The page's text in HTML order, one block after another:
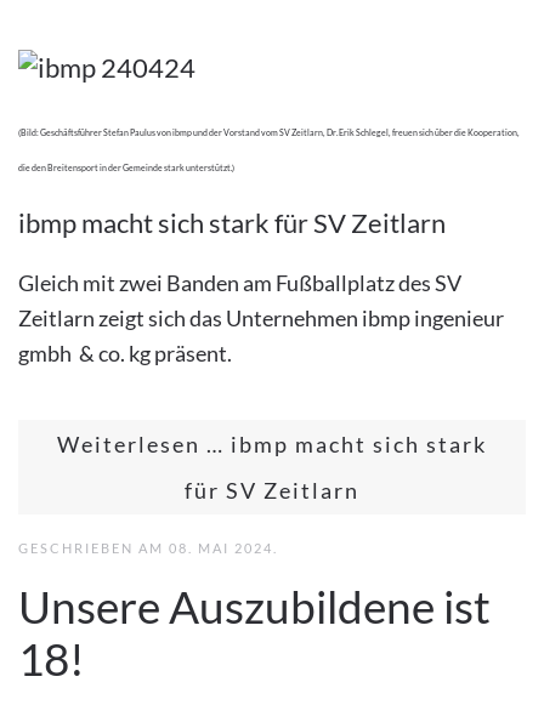
(Bild: Geschäftsführer Stefan Paulus von ibmp und der Vorstand vom SV Zeitlarn, Dr. Erik Schlegel, freuen sich über die Kooperation,
die den Breitensport in der Gemeinde stark unterstützt.)
ibmp macht sich stark für SV Zeitlarn
Gleich mit zwei Banden am Fußballplatz des SV
Zeitlarn zeigt sich das Unternehmen ibmp ingenieur
gmbh & co. kg präsent.
Weiterlesen … ibmp macht sich stark
für SV Zeitlarn
GESCHRIEBEN AM 08. MAI 2024
Unsere Auszubildene ist
18!